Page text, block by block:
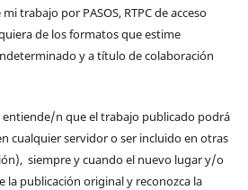
trabajo por PASOS, RTPC de acceso
de los formatos que estime
y a título de colaboración
n que el trabajo publicado podrá
cualquier servidor o ser incluido en otras
siempre y cuando el nuevo lugar y/o
la publicación original y reconozca la